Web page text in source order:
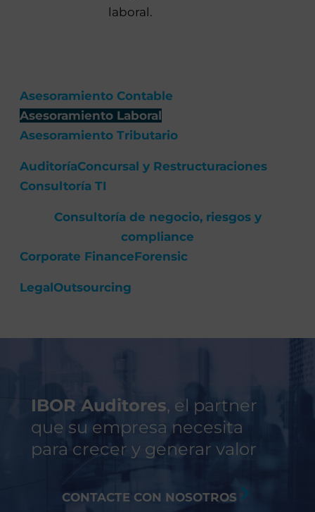
laboral.
Asesoramiento Contable
Asesoramiento Laboral
Asesoramiento Tributario
AuditoríaConcursal y Restructuraciones
Consultoría TI
Consultoría de negocio, riesgos y
compliance
Corporate FinanceForensic
LegalOutsourcing
IBOR Auditores, el partner
que su empresa necesita
para crecer y generar valor
CONTACTE CON NOSOTROS